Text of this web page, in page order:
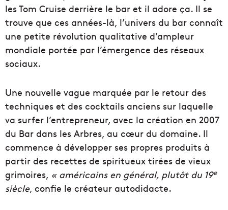
les Tom Cruise derrière le bar et il adore ça. Il se
trouve que ces années-là, l’univers du bar connaît
une petite révolution qualitative d’ampleur
mondiale portée par l’émergence des réseaux
sociaux.
Une nouvelle vague marquée par le retour des
techniques et des cocktails anciens sur laquelle
va surfer l’entrepreneur, avec la création en 2007
du Bar dans les Arbres, au cœur du domaine. Il
commence à développer ses propres produits à
partir des recettes de spiritueux tirées de vieux
grimoires, « américains en général, plutôt du 19e
siècle, confie le créateur autodidacte.